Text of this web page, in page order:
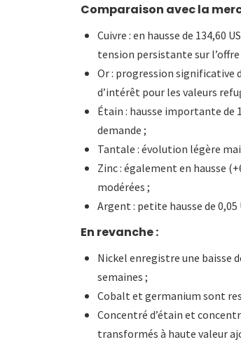
Comparaison avec la
Cuivre : en hausse de 134,60
tension persistante sur
Or : progression significative
d’intérêt pour les valeurs
Étain : hausse importante de
demande ;
Tantale : évolution légère
Zinc : également en hausse
modérées ;
Argent : petite hausse de 0,05
En revanche :
Nickel enregistre une baisse
semaines ;
Cobalt et germanium sont
Concentré d’étain et
transformés à haute valeur